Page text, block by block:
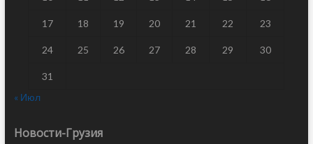
17 18 19 20 21 22 23
24 25 26 27 28 29 30
31
« Июл
Новости-Грузия